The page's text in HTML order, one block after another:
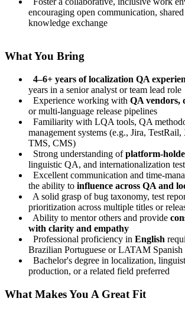
encouraging open communication,
knowledge exchange
What You Bring
4–6+ years of localization QA
years in a senior analyst or team lead role
Experience working with QA vendors,
or multi-language release pipelines
Familiarity with LQA tools, QA
management systems (e.g., Jira,
TMS, CMS)
Strong understanding ofplatform-
linguistic QA, and internationalization
Excellent communication and time-
the ability to influence across QA and
A solid grasp of bug taxonomy, test
prioritization across multiple titles or
Ability to mentor others and provide
with clarity and empathy
Professional proficiency in English
Brazilian Portuguese or LATAM Spanish
Bachelor's degree in localization,
production, or a related field preferred
What Makes You A Great Fit